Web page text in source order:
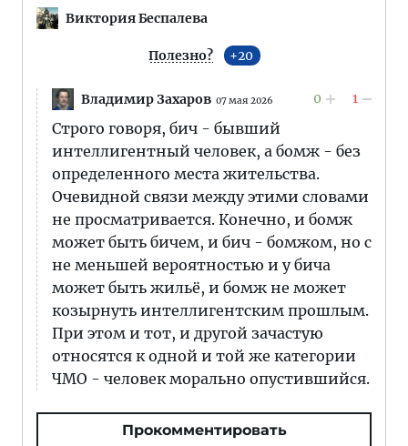
Виктория Беспалева
Полезно? 20
Владимир Захаров 07 мая 2026 0 1
Строго говоря, бич - бывший
интеллигентный человек, а бомж - без
определенного места жительства.
Очевидной связи между этими словами
не просматривается. Конечно, и бомж
может быть бичем, и бич - бомжом, но с
не меньшей вероятностью и у бича
может быть жильё, и бомж не может
козырнуть интеллигентским прошлым.
При этом и тот, и другой зачастую
относятся к одной и той же категории
ЧМО - человек морально опустившийся.
Прокомментировать